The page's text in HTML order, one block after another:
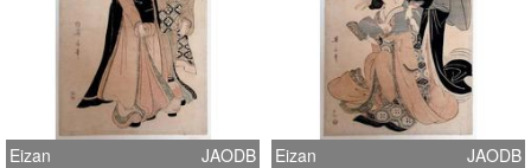
Eizan JAODB Eizan JAODB